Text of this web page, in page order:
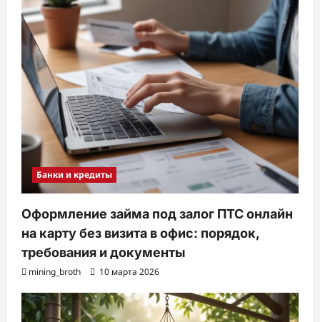
Банки и кредиты
Оформление займа под залог ПТС онлайн
на карту без визита в офис: порядок,
требования и документы
mining_broth 10 марта 2026